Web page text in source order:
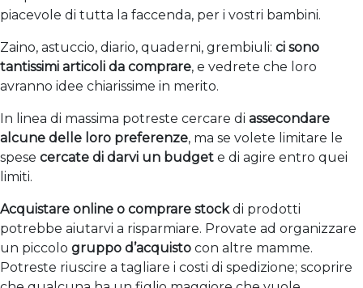
piacevole di tutta la faccenda, per i vostri bambini.
Zaino, astuccio, diario, quaderni, grembiuli: ci sono
tantissimi articoli da comprare, e vedrete che loro
avranno idee chiarissime in merito.
In linea di massima potreste cercare di assecondare
alcune delle loro preferenze, ma se volete limitare le
spese cercate di darvi un budget e di agire entro quei
limiti.
Acquistare online o comprare stockdi prodotti
potrebbe aiutarvi a risparmiare. Provate ad organizzare
un piccolo gruppo d’acquisto con altre mamme.
Potreste riuscire a tagliare i costi di spedizione; scoprire